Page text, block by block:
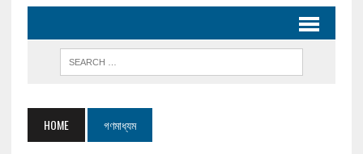
HOME গণমাধ্যম